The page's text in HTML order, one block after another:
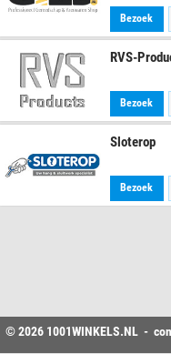
Bezoek
RVS-
Bezoek
Sloterop
Bezoek
© 2026 1001WINKELS.NL -